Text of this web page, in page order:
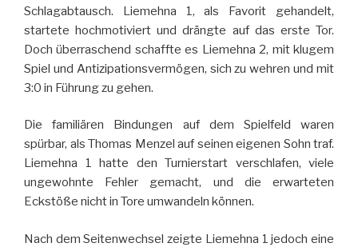
Schlagabtausch. Liemehna 1, als Favorit gehandelt,
startete hochmotiviert und drängte auf das erste Tor.
Doch überraschend schaffte es Liemehna 2, mit klugem
Spiel und Antizipationsvermögen, sich zu wehren und mit
3:0 in Führung zu gehen.
Die familiären Bindungen auf dem Spielfeld waren
spürbar, als Thomas Menzel auf seinen eigenen Sohn traf.
Liemehna 1 hatte den Turnierstart verschlafen, viele
ungewohnte Fehler gemacht, und die erwarteten
Eckstöße nicht in Tore umwandeln können.
Nach dem Seitenwechsel zeigte Liemehna 1 jedoch eine